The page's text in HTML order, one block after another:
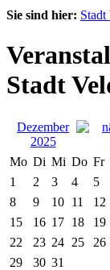
Sie sind hier: Stadt
Stadt
Dezember
2025
Mo Di Mi Do Fr
1
2 3 4 5
8
9 10 11 12
15
16 17 18 19
22
23 24 25 26
29
30 31